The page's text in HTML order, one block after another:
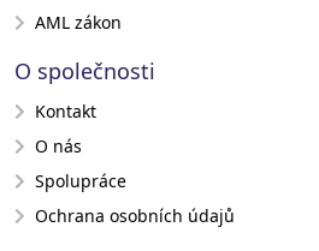
AML zákon
O společnosti
Kontakt
O nás
Spolupráce
Ochrana osobních údajů